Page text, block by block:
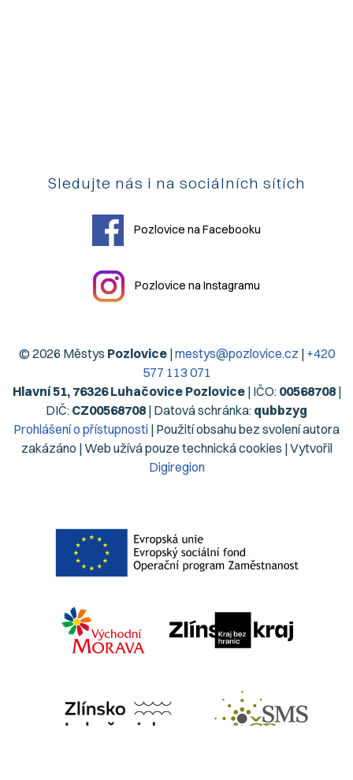
Sledujte nás i na sociálních sítích
Pozlovice na Facebooku
Pozlovice na Instagramu
© 2026 Městys Pozlovice|mestys@pozlovice.cz | +420
577 113 071
Hlavní 51, 76326 Luhačovice Pozlovice| IČO: 00568708|
DIČ: CZ00568708 | Datová schránka: qubbzyg
Prohlášení o přístupnosti | Použití obsahu bez svolení autora
zakázáno | Web užívá pouze technická cookies | Vytvořil
Digiregion